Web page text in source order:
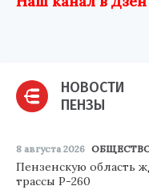
НОВОСТИ
ПЕНЗЫ
8 августа 2026
Пензенскую область
трассы Р-260